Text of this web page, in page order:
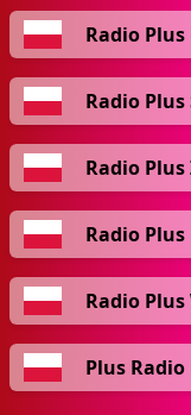
Radio Plus
Radio Plus
Radio
Radio
Radio
Plus